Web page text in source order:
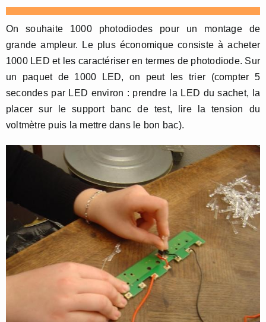
On souhaite 1000 photodiodes pour un montage de
grande ampleur. Le plus économique consiste à acheter
1000 LED et les caractériser en termes de photodiode. Sur
un paquet de 1000 LED, on peut les trier (compter 5
secondes par LED environ : prendre la LED du sachet, la
placer sur le support banc de test, lire la tension du
voltmètre puis la mettre dans le bon bac).